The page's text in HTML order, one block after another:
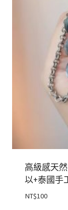
高級感天
以+泰國手
NT$100